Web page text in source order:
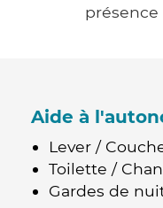
présence
Aide à
Lever /
Toilette /
Gardes de